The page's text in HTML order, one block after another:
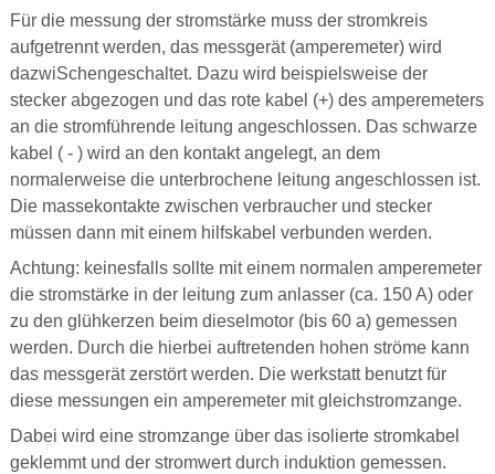
Für die messung der stromstärke muss der stromkreis
aufgetrennt werden, das messgerät (amperemeter) wird
dazwiSchengeschaltet. Dazu wird beispielsweise der
stecker abgezogen und das rote kabel (+) des amperemeters
an die stromführende leitung angeschlossen. Das schwarze
kabel ( - ) wird an den kontakt angelegt, an dem
normalerweise die unterbrochene leitung angeschlossen ist.
Die massekontakte zwischen verbraucher und stecker
müssen dann mit einem hilfskabel verbunden werden.
Achtung: keinesfalls sollte mit einem normalen amperemeter
die stromstärke in der leitung zum anlasser (ca. 150 A) oder
zu den glühkerzen beim dieselmotor (bis 60 a) gemessen
werden. Durch die hierbei auftretenden hohen ströme kann
das messgerät zerstört werden. Die werkstatt benutzt für
diese messungen ein amperemeter mit gleichstromzange.
Dabei wird eine stromzange über das isolierte stromkabel
geklemmt und der stromwert durch induktion gemessen.